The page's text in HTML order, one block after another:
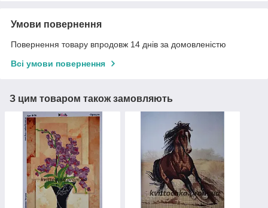
Умови повернення
Повернення товару впродовж 14 днів за домовленістю
Всі умови повернення
З цим товаром також замовляють